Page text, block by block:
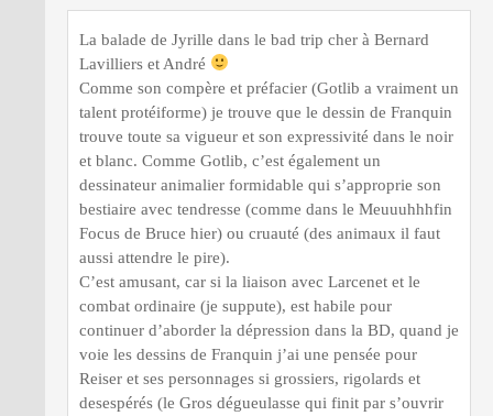
La balade de Jyrille dans le bad trip cher à Bernard
Lavilliers et André
Comme son compère et préfacier (Gotlib a vraiment un
talent protéiforme) je trouve que le dessin de Franquin
trouve toute sa vigueur et son expressivité dans le noir
et blanc. Comme Gotlib, c’est également un
dessinateur animalier formidable qui s’approprie son
bestiaire avec tendresse (comme dans le Meuuuhhhfin
Focus de Bruce hier) ou cruauté (des animaux il faut
aussi attendre le pire).
C’est amusant, car si la liaison avec Larcenet et le
combat ordinaire (je suppute), est habile pour
continuer d’aborder la dépression dans la BD, quand je
voie les dessins de Franquin j’ai une pensée pour
Reiser et ses personnages si grossiers, rigolards et
desespérés (le Gros dégueulasse qui finit par s’ouvrir